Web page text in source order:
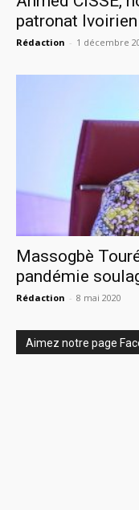
patronat Ivoirien
Rédaction - 1 décembre
Massogbè
pandémie
Rédaction - 8 mai 2020
Aimez notre page